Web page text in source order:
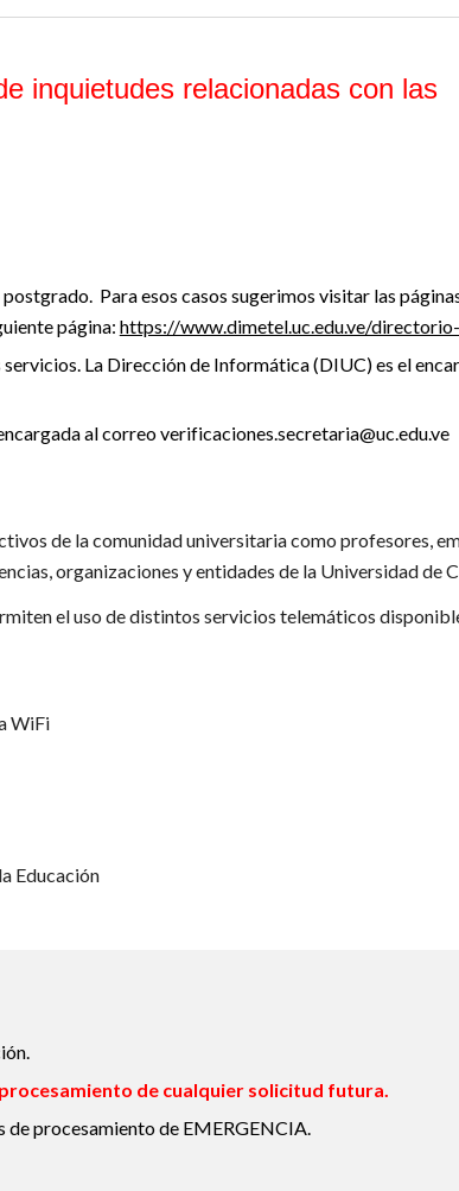
inquietudes relacionadas con las
Para esos casos sugerimos visitar las
página: https://www.dimetel.uc.edu.ve/
La Dirección de Informática (DIUC) es el
al correo verificaciones.secretaria@uc.edu.ve
de la comunidad universitaria como profesores,
organizaciones yentidades de la Universidad de
el uso de distintos servicios telemáticos
WiFi
Educación
de cualquier solicitud futura.
procesamiento de EMERGENCIA.